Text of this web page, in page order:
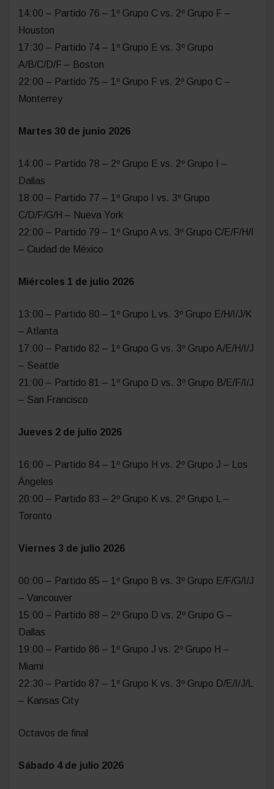
14:00 – Partido 76 – 1º Grupo C vs. 2º Grupo F –
Houston
17:30 – Partido 74 – 1º Grupo E vs. 3º Grupo
A/B/C/D/F – Boston
22:00 – Partido 75 – 1º Grupo F vs. 2º Grupo C –
Monterrey
Martes 30 de junio 2026
14:00 – Partido 78 – 2º Grupo E vs. 2º Grupo I –
Dallas
18:00 – Partido 77 – 1º Grupo I vs. 3º Grupo
C/D/F/G/H – Nueva York
22:00 – Partido 79 – 1º Grupo A vs. 3º Grupo C/E/F/H/I
– Ciudad de México
Miércoles 1 de julio 2026
13:00 – Partido 80 – 1º Grupo L vs. 3º Grupo E/H/I/J/K
– Atlanta
17:00 – Partido 82 – 1º Grupo G vs. 3º Grupo A/E/H/I/J
– Seattle
21:00 – Partido 81 – 1º Grupo D vs. 3º Grupo B/E/F/I/J
– San Francisco
Jueves 2 de julio 2026
16:00 – Partido 84 – 1º Grupo H vs. 2º Grupo J – Los
Ángeles
20:00 – Partido 83 – 2º Grupo K vs. 2º Grupo L –
Toronto
Viernes 3 de julio 2026
00:00 – Partido 85 – 1º Grupo B vs. 3º Grupo E/F/G/I/J
– Vancouver
15:00 – Partido 88 – 2º Grupo D vs. 2º Grupo G –
Dallas
19:00 – Partido 86 – 1º Grupo J vs. 2º Grupo H –
Miami
22:30 – Partido 87 – 1º Grupo K vs. 3º Grupo D/E/I/J/L
– Kansas City
Octavos de final
Sábado 4 de julio 2026